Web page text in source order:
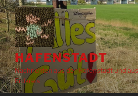
Zum
Inhalt
springen
HAFENSTADT
Nachrichten aus der Hafenstadt und
Erdkreis